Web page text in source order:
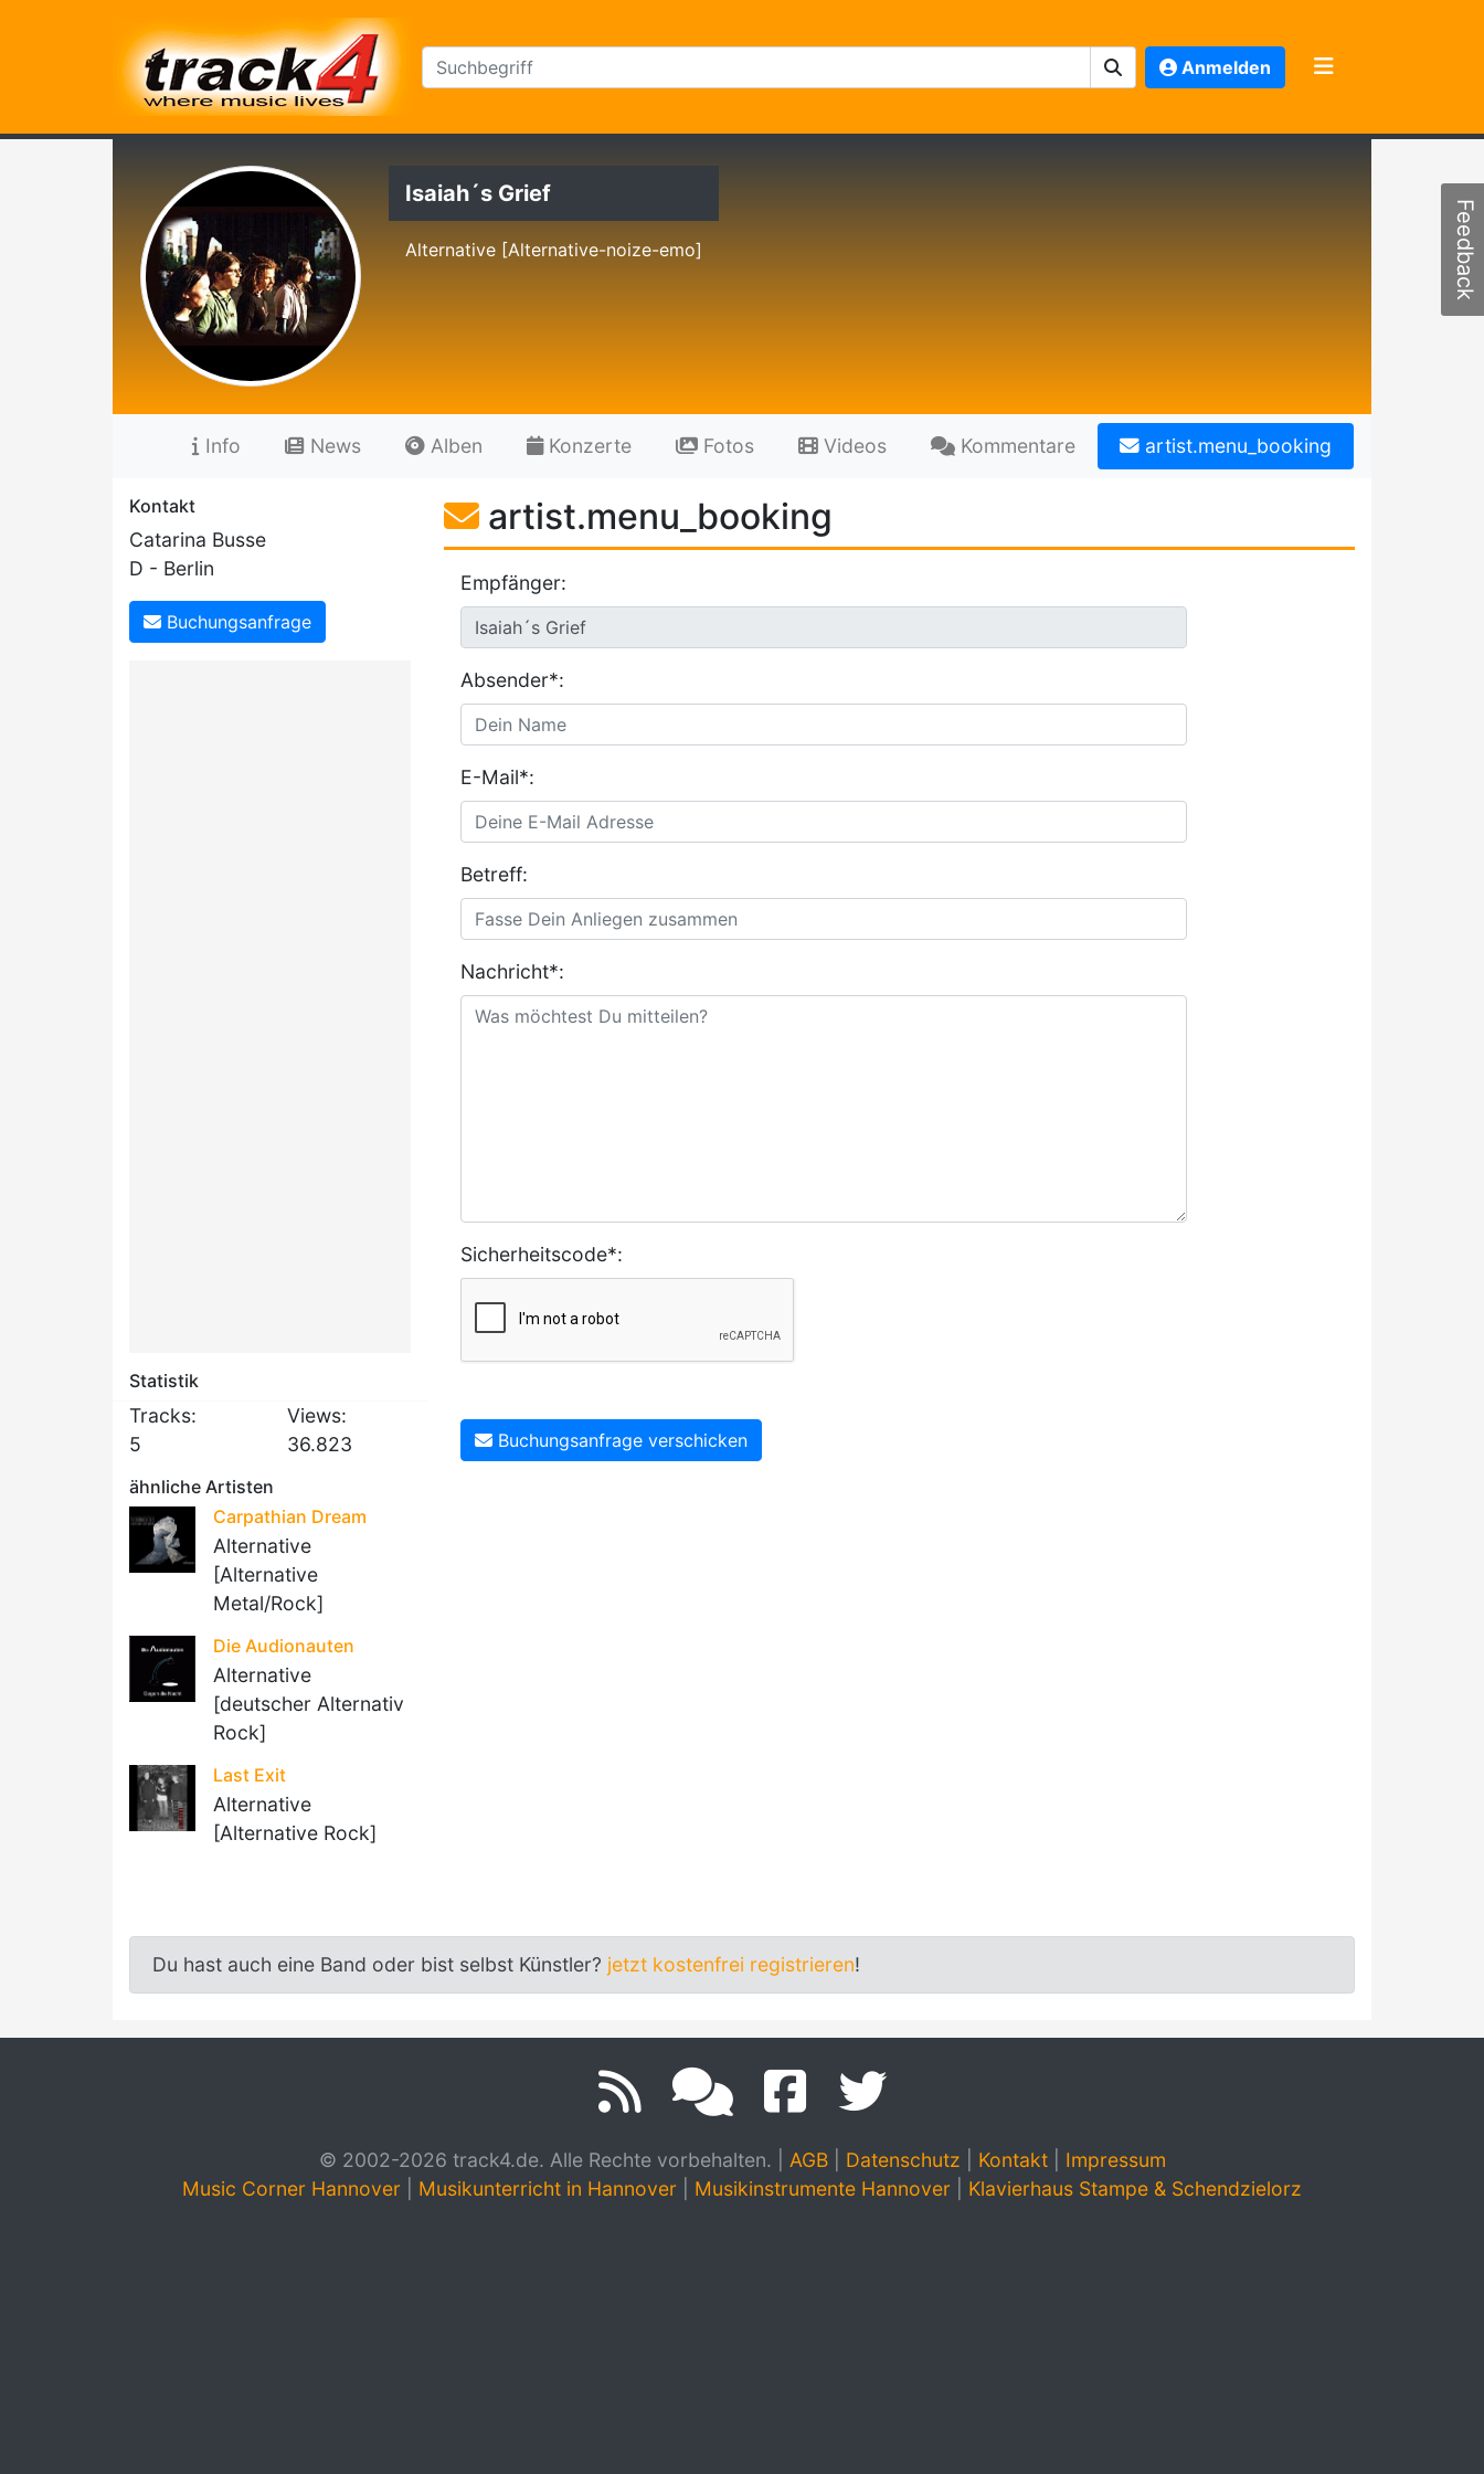
Anmelden
Isaiah´s Grief
Alternative [Alternative-noize-emo]
Info News Alben Konzerte Fotos Videos Kommentare artist.menu_booking
Kontakt
Catarina Busse
D - Berlin
Buchungsanfrage
Statistik
Tracks:
5
Views:
36.823
ähnliche Artisten
Carpathian Dream
Alternative
[Alternative
Metal/Rock]
Die Audionauten
Alternative
[deutscher Alternativ
Rock]
Last Exit
Alternative
[Alternative Rock]
artist.menu_booking
Empfänger:
Absender*:
E-Mail*:
Betreff:
Nachricht*:
Sicherheitscode*:
Buchungsanfrage verschicken
Du hast auch eine Band oder bist selbst Künstler? jetzt kostenfrei registrieren!
© 2002-2026 track4.de. Alle Rechte vorbehalten. AGB| Datenschutz Kontakt| Impressum
Music Corner Hannover
Musikunterricht in Hannover Musikinstrumente Hannover Klavierhaus Stampe & Schendzielorz
Feedback